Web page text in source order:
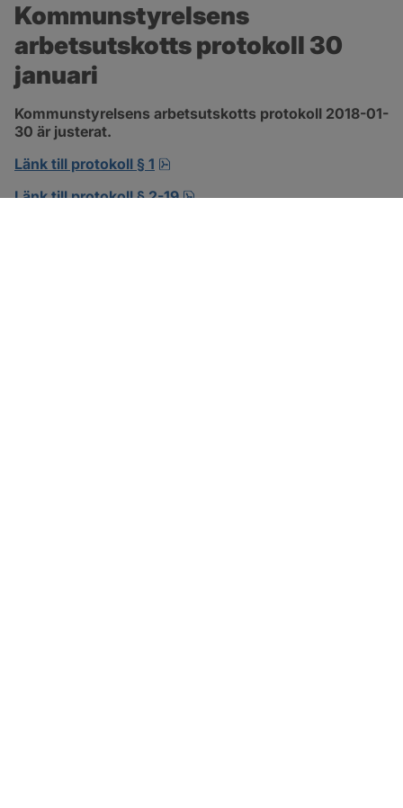
Kommunstyrelsens
arbetsutskotts protokoll 30
januari
Kommunstyrelsens arbetsutskotts protokoll 2018-01-
30 är justerat.
Länk till protokoll § 1
Länk till protokoll § 2-19
pdf, 302.8 kB, öppnas i nytt